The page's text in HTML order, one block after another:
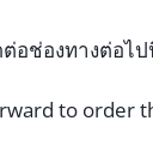
อช่องทางต่อไ
to order